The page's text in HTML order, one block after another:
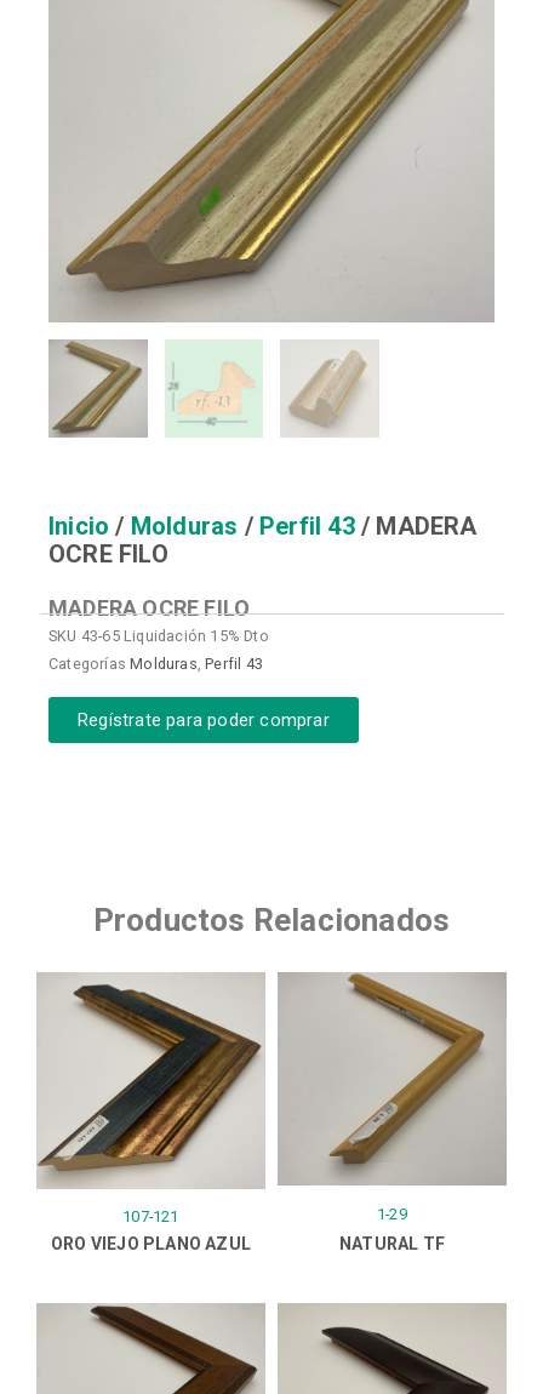
Inicio / Molduras / Perfil 43/ MADERA
OCRE FILO
MADERA OCRE FILO
SKU 43-65 Liquidación 15% Dto
Categorías Molduras,Perfil 43
Regístrate para poder comprar
Productos Relacionados
107-121
ORO VIEJO PLANO AZUL
1-29
NATURAL TF